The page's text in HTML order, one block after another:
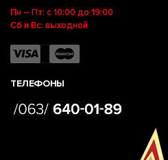
Пн – Пт: с 10:00 до 19:00
Сб и Вс: выходной
ТЕЛЕФОНЫ